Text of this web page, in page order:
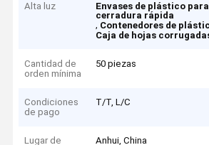
Alta luz
Envases de plástico
cerradura rápida
, Contenedores de
Caja de hojas
Cantidad de
orden mínima
50 piezas
Condiciones
de pago
T/T, L/C
Lugar de
Anhui, China